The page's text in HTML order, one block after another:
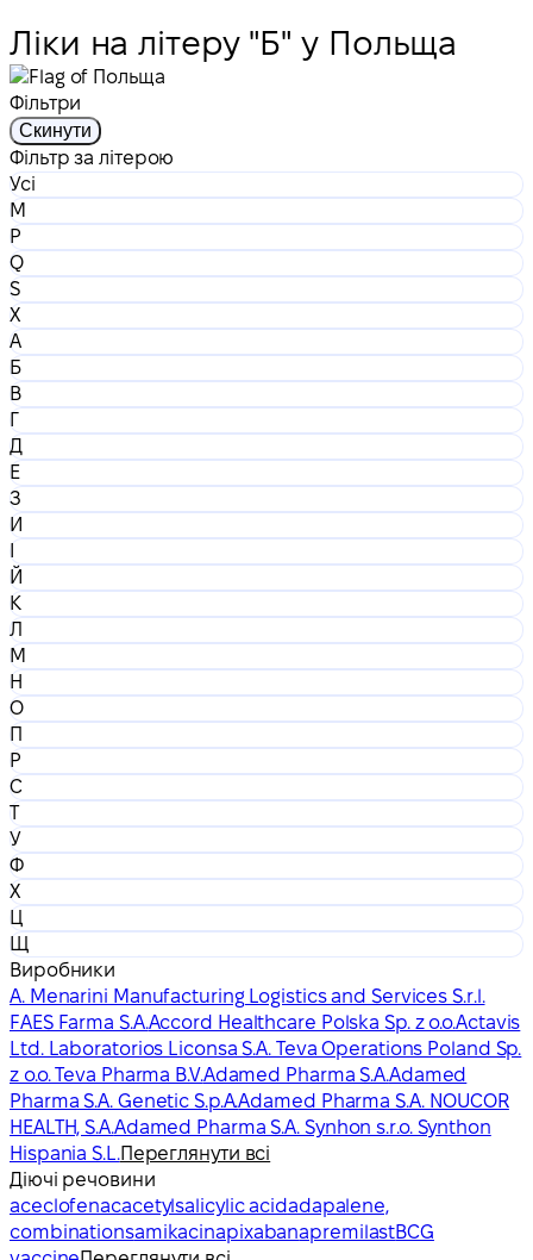
Ліки на літеру "Б" у Польща
Фільтри
Скинути
Фільтр за літерою
Усі
M
P
Q
S
X
А
Б
В
Г
Д
Е
З
И
І
Й
К
Л
М
Н
О
П
Р
С
Т
У
Ф
Х
Ц
Щ
Виробники
A. Menarini Manufacturing Logistics and Services S.r.l.
FAES Farma S.A.Accord Healthcare Polska Sp. z o.o.Actavis
Ltd. Laboratorios Liconsa S.A. Teva Operations Poland Sp.
z o.o. Teva Pharma B.V.Adamed Pharma S.A.Adamed
Pharma S.A. Genetic S.p.A.Adamed Pharma S.A. NOUCOR
HEALTH, S.A.Adamed Pharma S.A. Synhon s.r.o. Synthon
Hispania S.L.Переглянути всі
Діючі речовини
aceclofenacacetylsalicylic acidadapalene,
combinationsamikacinapixabanapremilastBCG